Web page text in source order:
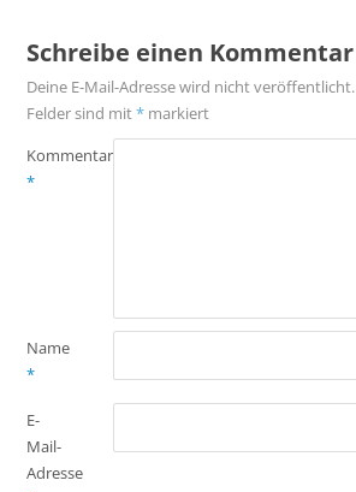
Schreibe einen Kommentar
Deine E-Mail-Adresse wird nicht veröffentlicht.
Felder sind mit*markiert
Kommentar
*
Name
*
E-
Mail-
Adresse